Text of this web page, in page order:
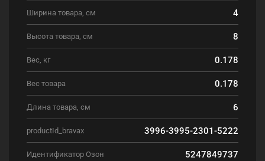
Ширина товара, см 4
Высота товара, см 8
Вес, кг 0.178
Вес товара 0.178
Длина товара, см 6
productId_bravax 3996-3995-2301-5222
Идентификатор Озон 5247849737